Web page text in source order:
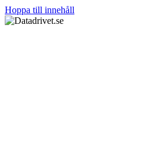
Hoppa till innehåll